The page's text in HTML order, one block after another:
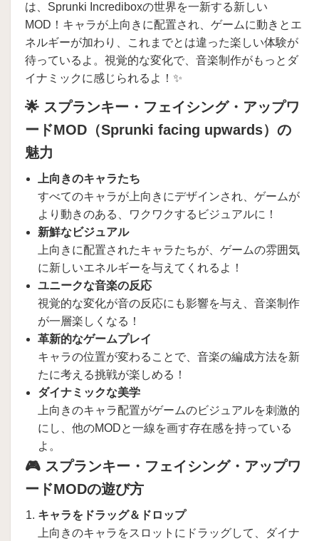
は、Sprunki Incrediboxの世界を一新する新しい
MOD！キャラが上向きに配置され、ゲームに動きとエ
ネルギーが加わり、これまでとは違った楽しい体験が
待っているよ。視覚的な変化で、音楽制作がもっとダ
イナミックに感じられるよ！✨
🌟 スプランキー・フェイシング・アップワ
ードMOD（Sprunki facing upwards）の
魅力
上向きのキャラたち
すべてのキャラが上向きにデザインされ、ゲームが
より動きのある、ワクワクするビジュアルに！
新鮮なビジュアル
上向きに配置されたキャラたちが、ゲームの雰囲気
に新しいエネルギーを与えてくれるよ！
ユニークな音楽の反応
視覚的な変化が音の反応にも影響を与え、音楽制作
が一層楽しくなる！
革新的なゲームプレイ
キャラの位置が変わることで、音楽の編成方法を新
たに考える挑戦が楽しめる！
ダイナミックな美学
上向きのキャラ配置がゲームのビジュアルを刺激的
にし、他のMODと一線を画す存在感を持っている
よ。
🎮 スプランキー・フェイシング・アップワ
ードMODの遊び方
キャラをドラッグ＆ドロップ
上向きのキャラをスロットにドラッグして、ダイナ